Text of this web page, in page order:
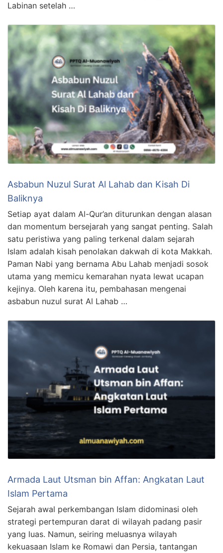
Labinan setelah …
Asbabun Nuzul Surat Al Lahab dan Kisah Di
Baliknya
Setiap ayat dalam Al-Qur’an diturunkan dengan alasan
dan momentum bersejarah yang sangat penting. Salah
satu peristiwa yang paling terkenal dalam sejarah
Islam adalah kisah penolakan dakwah di kota Makkah.
Paman Nabi yang bernama Abu Lahab menjadi sosok
utama yang memicu kemarahan nyata lewat ucapan
kejinya. Oleh karena itu, pembahasan mengenai
asbabun nuzul surat Al Lahab …
Armada Laut Utsman bin Affan: Angkatan Laut
Islam Pertama
Sejarah awal perkembangan Islam didominasi oleh
strategi pertempuran darat di wilayah padang pasir
yang luas. Namun, seiring meluasnya wilayah
kekuasaan Islam ke Romawi dan Persia, tantangan